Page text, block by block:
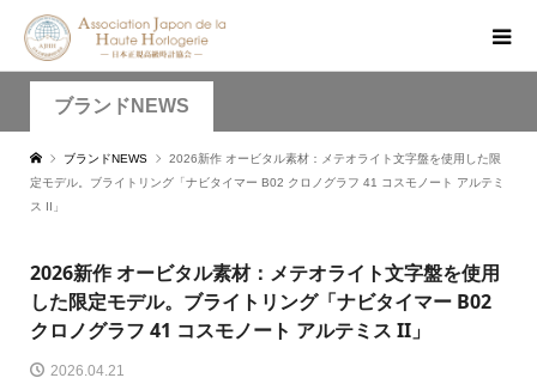
ブランドNEWS
ブランドNEWS
2026新作 オービタル素材：メテオライト文字盤を使用した限
定モデル。ブライトリング「ナビタイマー B02 クロノグラフ 41 コスモノート アルテミ
ス II」
2026新作 オービタル素材：メテオライト文字盤を使用
した限定モデル。ブライトリング「ナビタイマー B02
クロノグラフ 41 コスモノート アルテミス II」
2026.04.21